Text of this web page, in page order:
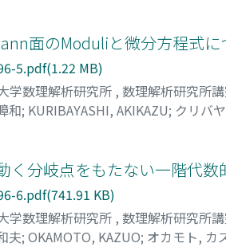
面のModuliと微分方程式
5.pdf(1.22 MB)
学数理解析研究所 , 数理解析研究所
和; KURIBAYASHI, AKIKAZU; クリバ
く分岐点をもたない一階代
6.pdf(741.91 KB)
学数理解析研究所 , 数理解析研究所
夫; OKAMOTO, KAZUO; オカモト, カ